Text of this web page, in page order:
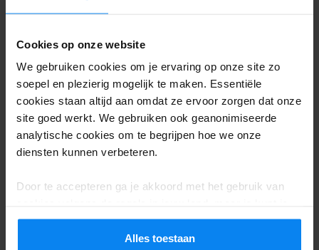
Cookies op onze website
We gebruiken cookies om je ervaring op onze site zo
soepel en plezierig mogelijk te maken. Essentiële
cookies staan altijd aan omdat ze ervoor zorgen dat onze
site goed werkt. We gebruiken ook geanonimiseerde
analytische cookies om te begrijpen hoe we onze
diensten kunnen verbeteren.
Door te accepteren ga je akkoord met het gebruik van
instellingen op elk moment aanpassen. Bekijk voor alle
Privacybeleid.
Alles toestaan